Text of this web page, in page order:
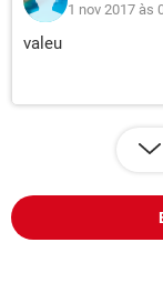
1 nov 2017 às
valeu